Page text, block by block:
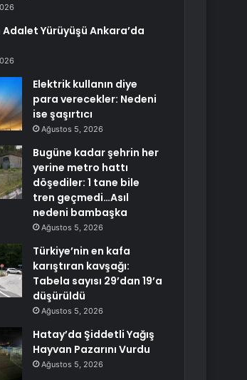
Adalet Yürüyüşü Ankara’da
Elektrik kullanın diye
para verecekler: Nedeni
ise şaşırtıcı
Ağustos 5, 2026
Bugüne kadar şehrin her
yerine metro hattı
döşediler: 1 tane bile
tren geçmedi…Asıl
nedeni bambaşka
Ağustos 5, 2026
Türkiye’nin en kafa
karıştıran kavşağı:
Tabela sayısı 29’dan 19’a
düşürüldü
Ağustos 5, 2026
Hatay’da Şiddetli Yağış
Hayvan Pazarını Vurdu
Ağustos 5, 2026